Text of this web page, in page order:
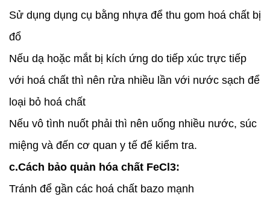
Sử dụng dụng cụ bằng nhựa để thu gom hoá chất bị
đổ
Nếu dạ hoặc mắt bị kích ứng do tiếp xúc trực tiếp
với hoá chất thì nên rửa nhiều lần với nước sạch để
loại bỏ hoá chất
Nếu vô tình nuốt phải thì nên uống nhiều nước, súc
miệng và đến cơ quan y tế để kiểm tra.
c.Cách bảo quản hóa chất FeCl3:
Tránh để gần các hoá chất bazo mạnh